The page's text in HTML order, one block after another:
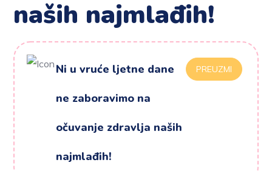
naših najmlađih!
Ni u vruće ljetne dane
ne zaboravimo na
očuvanje zdravlja naših
najmlađih!
PREUZMI